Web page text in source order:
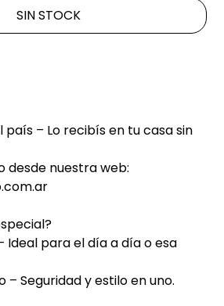
SIN STOCK
país – Lo recibís en tu casa sin
desde nuestra web:
Ideal para el día a día o esa
Seguridad y estilo en uno.